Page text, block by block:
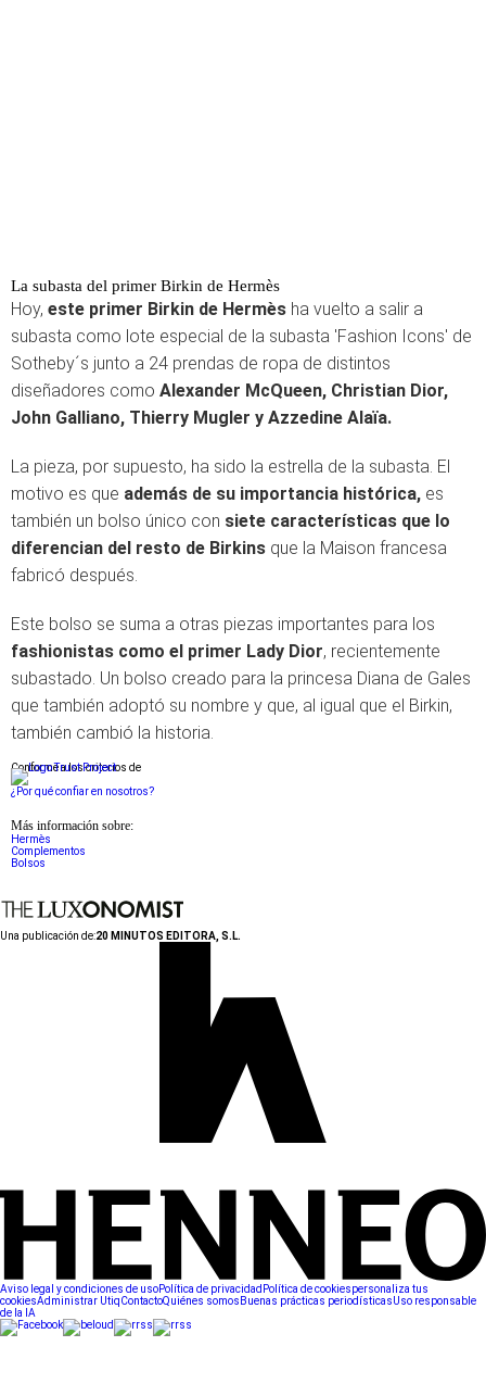
La subasta del primer Birkin de Hermès
Hoy, este primer Birkin de Hermès ha vuelto a salir a
subasta como lote especial de la subasta 'Fashion Icons' de
Sotheby´s junto a 24 prendas de ropa de distintos
diseñadores como Alexander McQueen, Christian Dior,
John Galliano, Thierry Mugler y Azzedine Alaïa.
La pieza, por supuesto, ha sido la estrella de la subasta. El
motivo es que además de su importancia histórica, es
también un bolso único con siete características que lo
diferencian del resto de Birkins que la Maison francesa
fabricó después.
Este bolso se suma a otras piezas importantes para los
fashionistas como el primer Lady Dior, recientemente
subastado. Un bolso creado para la princesa Diana de Gales
que también adoptó su nombre y que, al igual que el Birkin,
también cambió la historia.
Conforme a los criterios de
¿Por qué confiar en nosotros?
Más información sobre:
Hermès
Complementos
Bolsos
Una publicación de:20 MINUTOS EDITORA, S.L.
Aviso legal y condiciones de usoPolítica de privacidad Política de cookiespersonaliza tus
cookiesAdministrar UtiqContactoQuiénes somos Buenas prácticas periodísticasUso responsable
de la IA